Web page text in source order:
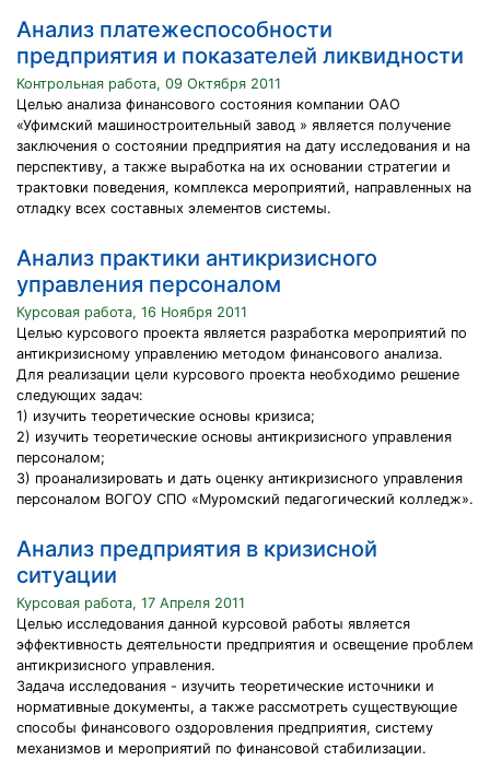
Анализ платежеспособности
предприятия и показателей ликвидности
Контрольная работа, 09 Октября 2011
Целью анализа финансового состояния компании ОАО
«Уфимский машиностроительный завод » является получение
заключения о состоянии предприятия на дату исследования и на
перспективу, а также выработка на их основании стратегии и
трактовки поведения, комплекса мероприятий, направленных на
отладку всех составных элементов системы.
Анализ практики антикризисного
управления персоналом
Курсовая работа, 16 Ноября 2011
Целью курсового проекта является разработка мероприятий по
антикризисному управлению методом финансового анализа.
Для реализации цели курсового проекта необходимо решение
следующих задач:
1) изучить теоретические основы кризиса;
2) изучить теоретические основы антикризисного управления
персоналом;
3) проанализировать и дать оценку антикризисного управления
персоналом ВОГОУ СПО «Муромский педагогический колледж».
Анализ предприятия в кризисной
ситуации
Курсовая работа, 17 Апреля 2011
Целью исследования данной курсовой работы является
эффективность деятельности предприятия и освещение проблем
антикризисного управления.
Задача исследования - изучить теоретические источники и
нормативные документы, а также рассмотреть существующие
способы финансового оздоровления предприятия, систему
механизмов и мероприятий по финансовой стабилизации.